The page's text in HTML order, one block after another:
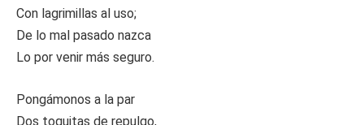
Con lagrimillas al uso;
De lo mal pasado nazca
Lo por venir más seguro.
Pongámonos a la par
Dos toquitas de repulgo,